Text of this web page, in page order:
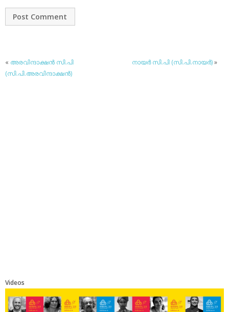
« അരവിന്ദാക്ഷന്‍ സി.പി
(സി.പി.അരവിന്ദാക്ഷന്‍)
നായര്‍ സി.പി (സി.പി.നായര്‍)»
Videos